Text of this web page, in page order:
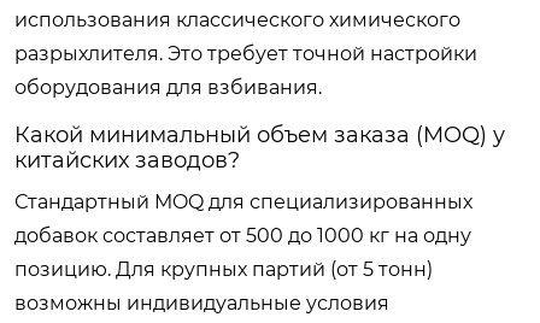
использования классического химического
разрыхлителя. Это требует точной настройки
оборудования для взбивания.
Какой минимальный объем заказа (MOQ) у
китайских заводов?
Стандартный MOQ для специализированных
добавок составляет от 500 до 1000 кг на одну
позицию. Для крупных партий (от 5 тонн)
возможны индивидуальные условия